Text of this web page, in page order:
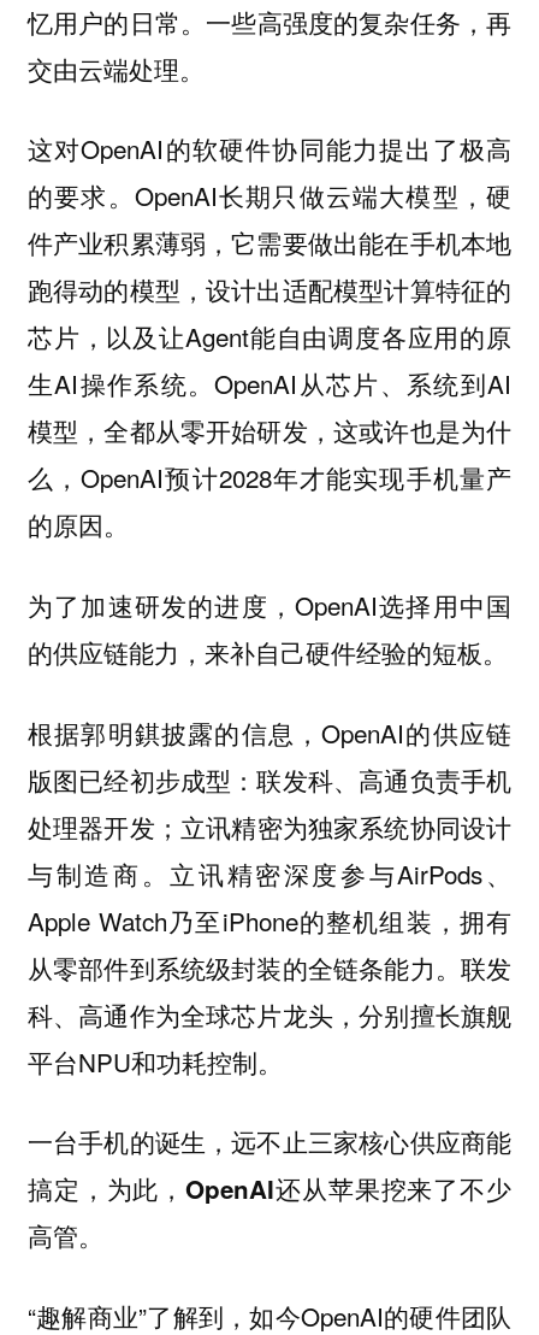
忆用户的日常。 一些高强度的复杂任务，再
交由云端处理。
这对OpenAI的软硬件协同能力提出了极高
的要求。OpenAI长期只做云端大模型，硬
件产业积累薄弱，它需要做出能在手机本地
跑得动的模型，设计出适配模型计算特征的
芯片，以及让Agent能自由调度各应用的原
生AI操作系统。OpenAI从芯片、系统到AI
模型，全都从零开始研发，这或许也是为什
么，OpenAI预计2028年才能实现手机量产
的原因。
为了加速研发的进度，OpenAI选择用中国
的供应链能力，来补自己硬件经验的短板。
根据郭明錤披露的信息，OpenAI的供应链
版图已经初步成型：联发科、高通负责手机
处理器开发；立讯精密为独家系统协同设计
与制造商。立讯精密深度参与AirPods、
Apple Watch乃至iPhone的整机组装，拥有
从零部件到系统级封装的全链条能力。联发
科、高通作为全球芯片龙头，分别擅长旗舰
平台NPU和功耗控制。
一台手机的诞生，远不止三家核心供应商能
搞定，为此，OpenAI还从苹果挖来了不少
高管。
“趣解商业”了解到，如今OpenAI的硬件团队